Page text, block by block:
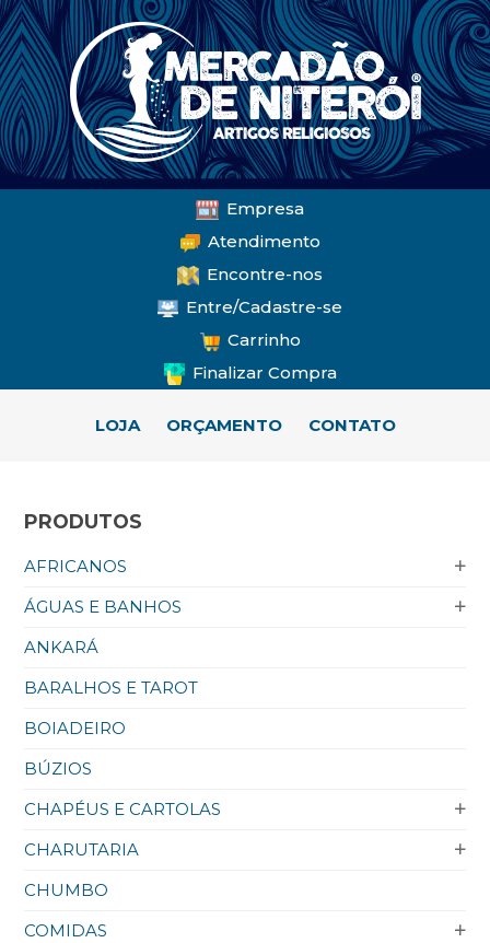
Empresa
Atendimento
Encontre-nos
Entre/Cadastre-se
Carrinho
Finalizar Compra
LOJA ORÇAMENTO CONTATO
PRODUTOS
AFRICANOS
ÁGUAS E BANHOS
ANKARÁ
BARALHOS E TAROT
BOIADEIRO
BÚZIOS
CHAPÉUS E CARTOLAS
CHARUTARIA
CHUMBO
COMIDAS